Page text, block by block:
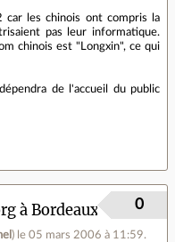
car les chinois ont compris la
pas leur informatique.
chinois est "Longxin", ce qui
de l'accueil du public
à Bordeaux
) le 05 mars 2006 à 11:59.
0